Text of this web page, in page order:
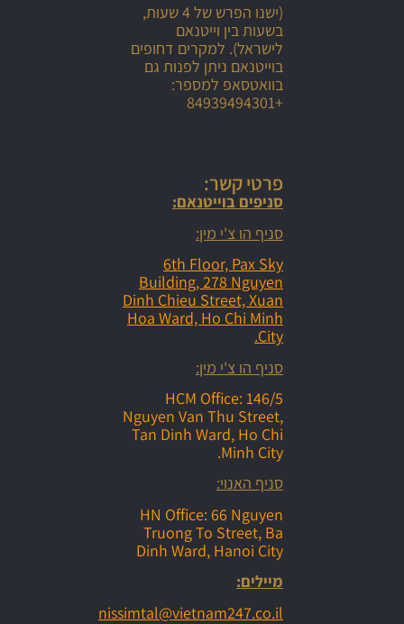
(ישנו הפרש של 4 שעות,
בשעות בין וייטנאם
לישראל). למקרים דחופים
בוייטנאם ניתן לפנות גם
בוואטסאפ למספר:
+84939494301
פרטי קשר:
סניפים בוייטנאם:
סניף הו צ'י מין:
6th Floor, Pax Sky
Building, 278 Nguyen
Dinh Chieu Street, Xuan
Hoa Ward, Ho Chi Minh
City.
סניף הו צ'י מין:
HCM Office: 146/5
Nguyen Van Thu Street,
Tan Dinh Ward, Ho Chi
Minh City.
סניף האנוי:
HN Office: 66 Nguyen
Truong To Street, Ba
Dinh Ward, Hanoi City
מיילים:
nissimtal@vietnam247.co.il